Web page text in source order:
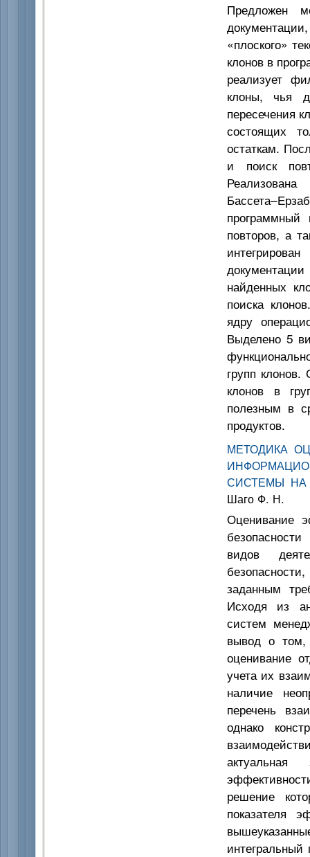
Предложен
«плоского»
клонов в
реализует
клоны, чья
пересечения
состоящих
остаткам.
и поиск
Реализована
программный
повторов, а
найденных
поиска
ядру
Выделено 5
групп
клонов в
полезным в
продуктов.
МЕТОДИКА
СИСТЕМЫ
Шаго Ф. Н.
Оценивание
видов
заданным
Исходя из
систем
вывод о том,
оценивание
учета их
наличие
перечень
однако
актуальная
решение
показателя